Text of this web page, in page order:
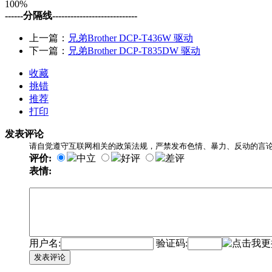
100%
------分隔线----------------------------
上一篇： 兄弟Brother DCP-T436W 驱动
下一篇： 兄弟Brother DCP-T835DW 驱动
收藏
挑错
推荐
打印
发表评论
请自觉遵守互联网相关的政策法规，严禁发布色情、暴力、反动的言论
评价: 中立 好评
差评
表情:
用户名: 验证码:
发表评论